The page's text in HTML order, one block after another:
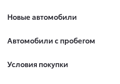
Новые автомобили
Автомобили с пробегом
Условия покупки